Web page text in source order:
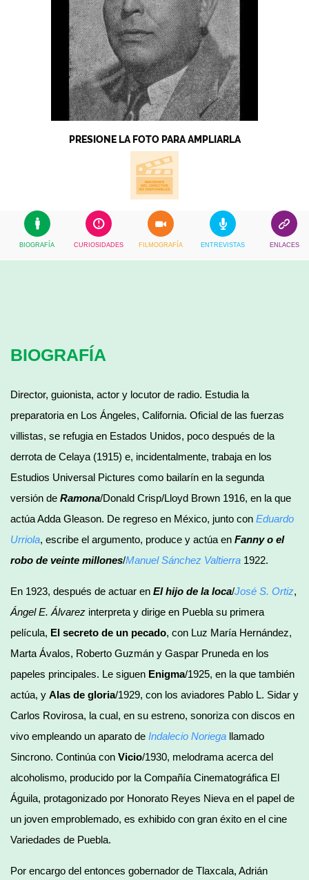
PRESIONE LA FOTO PARA AMPLIARLA
BIOGRAFÍA CURIOSIDADES FILMOGRAFÍA ENTREVISTAS ENLACES
BIOGRAFÍA
Director, guionista, actor y locutor de radio. Estudia la
preparatoria en Los Ángeles, California. Oficial de las fuerzas
villistas, se refugia en Estados Unidos, poco después de la
derrota de Celaya (1915) e, incidentalmente, trabaja en los
Estudios Universal Pictures como bailarín en la segunda
versión de Ramona/Donald Crisp/Lloyd Brown 1916, en la que
actúa Adda Gleason. De regreso en México, junto con Eduardo
Urriola, escribe el argumento, produce y actúa en Fanny o el
robo de veinte millones/Manuel Sánchez Valtierra 1922.
En 1923, después de actuar en El hijo de la loca/José S. Ortiz,
Ángel E. Álvarez interpreta y dirige en Puebla su primera
película, El secreto de un pecado, con Luz María Hernández,
Marta Ávalos, Roberto Guzmán y Gaspar Pruneda en los
papeles principales. Le siguen Enigma/1925, en la que también
actúa, y Alas de gloria/1929, con los aviadores Pablo L. Sidar y
Carlos Rovirosa, la cual, en su estreno, sonoriza con discos en
vivo empleando un aparato de Indalecio Noriega llamado
Sincrono. Continúa con Vicio/1930, melodrama acerca del
alcoholismo, producido por la Compañía Cinematográfica El
Águila, protagonizado por Honorato Reyes Nieva en el papel de
un joven emproblemado, es exhibido con gran éxito en el cine
Variedades de Puebla.
Por encargo del entonces gobernador de Tlaxcala, Adrián